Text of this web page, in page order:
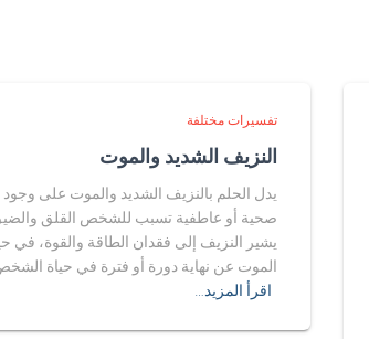
تفسيرات مختلفة
النزيف الشديد والموت
يدل الحلم بالنزيف الشديد والموت على
صحية أو عاطفية تسبب للشخص القلق
يشير النزيف إلى فقدان الطاقة والقوة، في
الموت عن نهاية دورة أو فترة في حياة
اقرأ المزيد…